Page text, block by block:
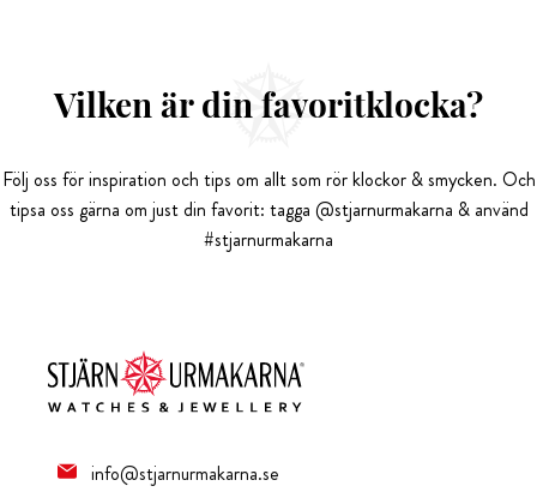
Vilken är din favoritklocka?
Följ oss för inspiration och tips om allt som rör klockor & smycken. Och
tipsa oss gärna om just din favorit: tagga @stjarnurmakarna & använd
#stjarnurmakarna
info@stjarnurmakarna.se